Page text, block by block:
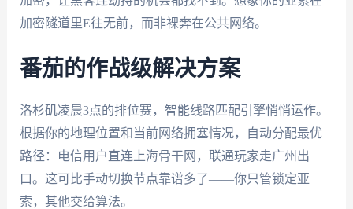
加密隧道里E往无前，而非裸奔在公共网络。
番茄的作战级解决方案
洛杉矶凌晨3点的排位赛，智能线路匹配引擎悄悄运作。
根据你的地理位置和当前网络拥塞情况，自动分配最优
路径：电信用户直连上海骨干网，联通玩家走广州出
口。这可比手动切换节点靠谱多了——你只管锁定亚
索，其他交给算法。